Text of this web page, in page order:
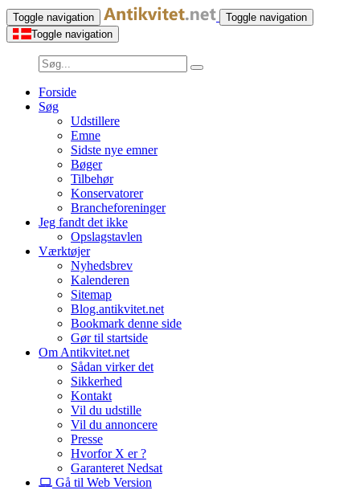
Toggle navigation
Toggle navigation
Toggle navigation
Forside
Søg
Udstillere
Emne
Sidste nye emner
Bøger
Tilbehør
Konservatorer
Brancheforeninger
Jeg fandt det ikke
Opslagstavlen
Værktøjer
Nyhedsbrev
Kalenderen
Sitemap
Blog.antikvitet.net
Bookmark denne side
Gør til startside
Om Antikvitet.net
Sådan virker det
Sikkerhed
Kontakt
Vil du udstille
Vil du annoncere
Presse
Hvorfor X er ?
Garanteret Nedsat
Gå til Web Version